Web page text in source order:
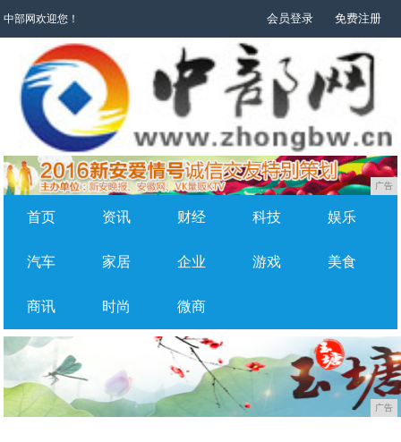
中部网欢迎您！ 会员登录 免费注册
广告
首页 资讯 财经 科技 娱乐
汽车 家居 企业 游戏 美食
商讯 时尚 微商
广告